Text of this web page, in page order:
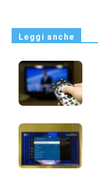
Leggi anche